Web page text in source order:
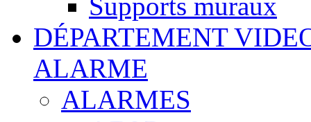
Supports muraux
DÉPARTEMENT
ALARME
ALARMES